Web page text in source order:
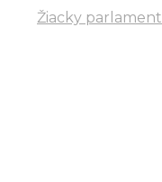
Žiacky parlament